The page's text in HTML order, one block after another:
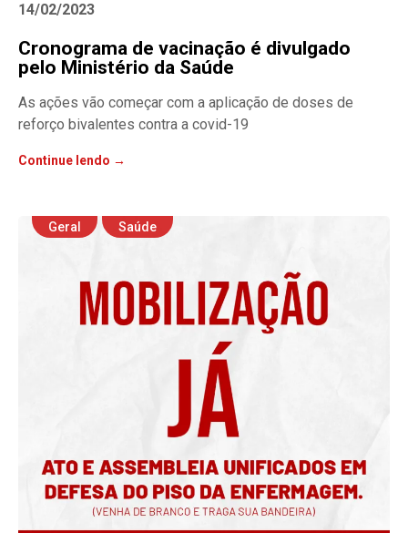
14/02/2023
Cronograma de vacinação é divulgado
pelo Ministério da Saúde
As ações vão começar com a aplicação de doses de
reforço bivalentes contra a covid-19
Continue lendo →
Geral Saúde